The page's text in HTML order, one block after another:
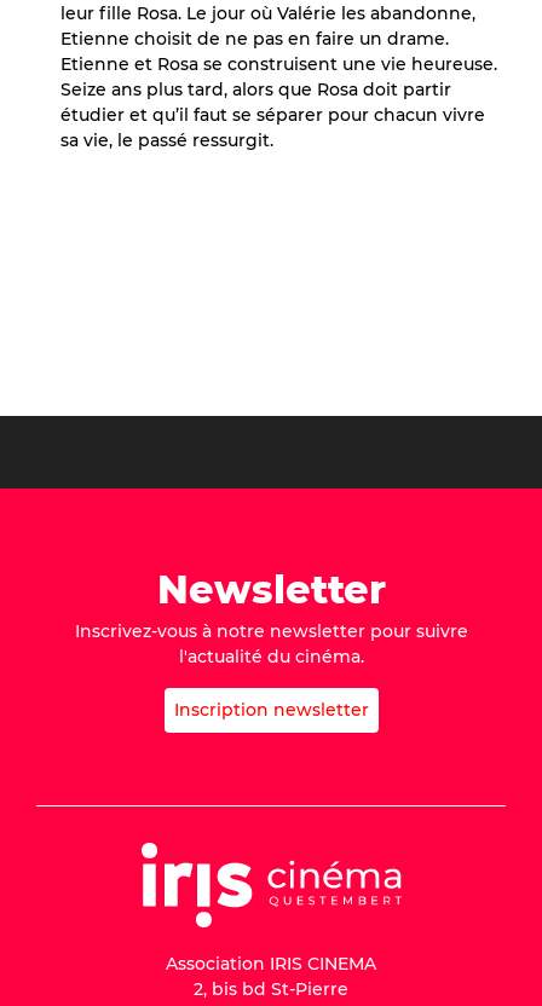
leur fille Rosa. Le jour où Valérie les abandonne,
Etienne choisit de ne pas en faire un drame.
Etienne et Rosa se construisent une vie heureuse.
Seize ans plus tard, alors que Rosa doit partir
étudier et qu’il faut se séparer pour chacun vivre
sa vie, le passé ressurgit.
Newsletter
Inscrivez-vous à notre newsletter pour suivre
l'actualité du cinéma.
Inscription newsletter
Association IRIS CINEMA
2, bis bd St-Pierre